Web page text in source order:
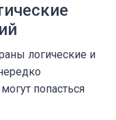
логические и
попасться